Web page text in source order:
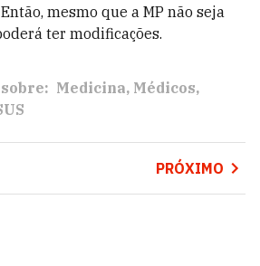
mesmo que a MP não seja
ter modificações.
Medicina Médicos
PRÓXIMO